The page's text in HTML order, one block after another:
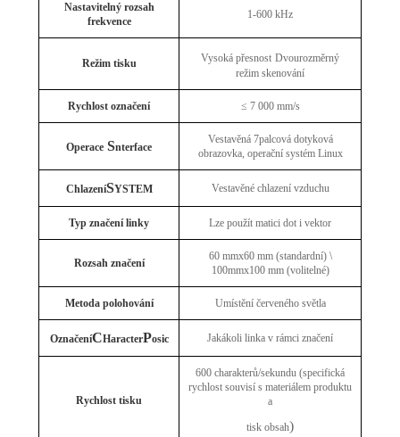
Nastavitelný rozsah
frekvence
1-600 kHz
Režim tisku Vysoká přesnost Dvourozměrný
režim skenování
Rychlost označení ≤ 7 000 mm/s
Operace Snterface
Vestavěná 7palcová dotyková
obrazovka, operační systém Linux
ChlazeníSYSTEM Vestavěné chlazení vzduchu
Typ značení linky Lze použít matici dot i vektor
Rozsah značení
60 mmx60 mm (standardní) \
100mmx100 mm (volitelné)
Metoda polohování Umístění červeného světla
OznačeníCHaracterPosic Jakákoli linka v rámci značení
Rychlost tisku
600 charakterů/sekundu (specifická
rychlost souvisí s materiálem produktu
a
tisk obsah)